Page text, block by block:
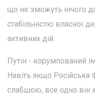
що не зможуть нічого
стабільністю власної
активних дій.
Путін - корумпований
Навіть якщо
слабшою, все одно він